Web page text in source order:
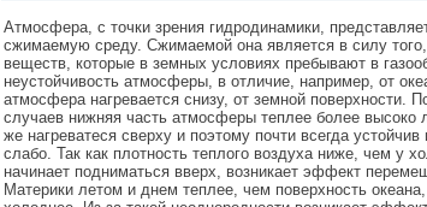
Атмосфера, с точки зрения гидродинамики,
сжимаемую среду. Сжимаемой она является в силу того,
веществ, которые в земных условиях пребывают в
неустойчивость атмосферы, в отличие, например, от
атмосфера нагревается снизу, от земной поверхности.
случаев нижняя часть атмосферы теплее более
же нагреватеся сверху и поэтому почти всегда
слабо. Так как плотность теплого воздуха ниже, чем у
начинает подниматься вверх, возникает эффект
Материки летом и днем теплее, чем поверхность